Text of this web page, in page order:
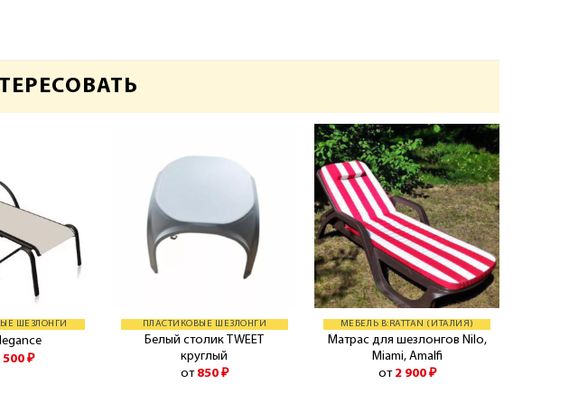
ШЕЗЛОНГИ
500₽
ПЛАСТИКОВЫЕ ШЕЗЛОНГИ
Белый столик TWEET
круглый
от 850 ₽
МЕБЕЛЬ B:RATTAN (ИТАЛИЯ)
Матрас для шезлонгов Nilo,
Miami, Amalfi
от 2 900 ₽